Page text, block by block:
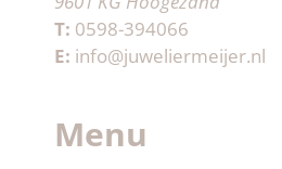
T: 0598-394066
E: info@juweliermeijer.nl
Menu